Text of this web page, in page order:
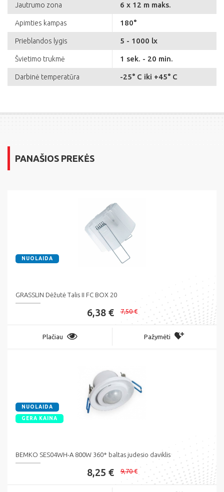
Jautrumo zona 6 x 12 m maks.
Apimties kampas 180°
Prieblandos lygis 5 - 1000 lx
Švietimo trukmė 1 sek. - 20 min.
Darbinė temperatūra -25° C iki +45° C
PANAŠIOS PREKĖS
NUOLAIDA
GRASSLIN Dėžutė Talis II FC BOX 20
6,38 € 7,50 €
Plačiau Pažymėti
NUOLAIDA
GERA KAINA
BEMKO SES04WH-A 800W 360* baltas judesio daviklis
8,25 € 9,70 €